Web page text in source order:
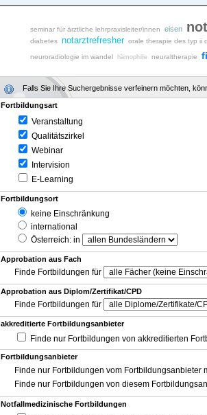
seminar für ärztliche lehrpraxisleiter/innen eisen
diabetes notarztrefresher orale therapie des typ ii
neuroradiologie im wandel hämophilie neuraltherapie
Falls Sie Ihre Suchergebnisse verfeinern möchten,
Fortbildungsart
Veranstaltung
Qualitätszirkel
Webinar
Intervision
E-Learning
Fortbildungsort
keine Einschränkung
international
Österreich: in
Approbation aus Fach
Finde Fortbildungen für
Approbation aus Diplom/Zertifikat/CPD
Finde Fortbildungen für
akkreditierte Fortbildungsanbieter
Finde nur Fortbildungen von akkreditierten
Fortbildungsanbieter
Finde nur Fortbildungen vom Fortbildungsanbieter
Finde nur Fortbildungen von diesem
Notfallmedizinische Fortbildungen